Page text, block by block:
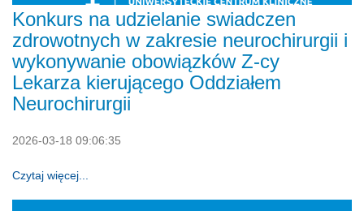
Konkurs na udzielanie swiadczen
zdrowotnych w zakresie neurochirurgii i
wykonywanie obowiązków Z-cy
Lekarza kierującego Oddziałem
Neurochirurgii
2026-03-18 09:06:35
Czytaj więcej...